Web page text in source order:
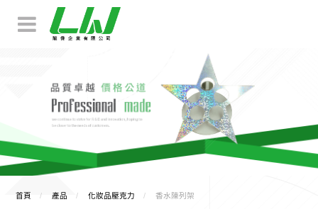
首頁 產品 化妝品壓克力 香水陳列架